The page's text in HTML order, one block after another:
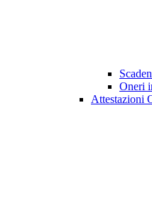
Oneri
Attestazioni